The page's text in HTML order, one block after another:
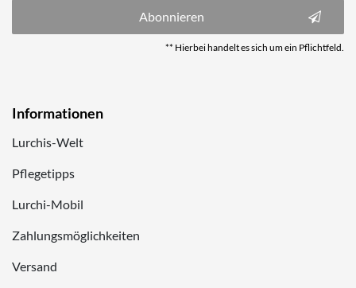
Abonnieren
** Hierbei handelt es sich um ein Pflichtfeld.
Informationen
Lurchis-Welt
Pflegetipps
Lurchi-Mobil
Zahlungsmöglichkeiten
Versand